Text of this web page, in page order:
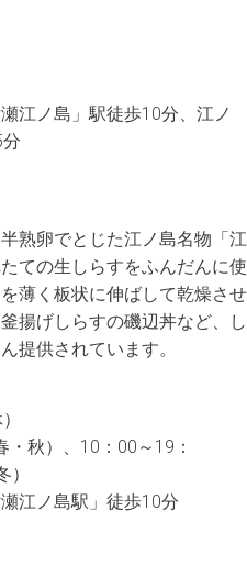
江ノ島」駅徒歩10分、江ノ
熟卵でとじた江ノ島名物「江
ての生しらすをふんだんに使
薄く板状に伸ばして乾燥させ
揚げしらすの磯辺丼など、し
提供されています。
秋）、10：00～19：
江ノ島駅」徒歩10分